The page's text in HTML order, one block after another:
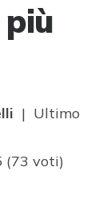
| Ultimo
(73 voti)